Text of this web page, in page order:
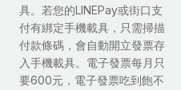
具。若您的LINEPay或街口支
付有綁定手機載具，只需掃描
付款條碼，會自動開立發票存
入手機載具。電子發票每月只
要600元，電子發票吃到飽不